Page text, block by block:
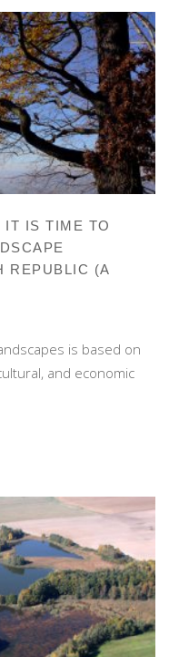
IT IS TIME TO
REPUBLIC (A
is based on
and economic